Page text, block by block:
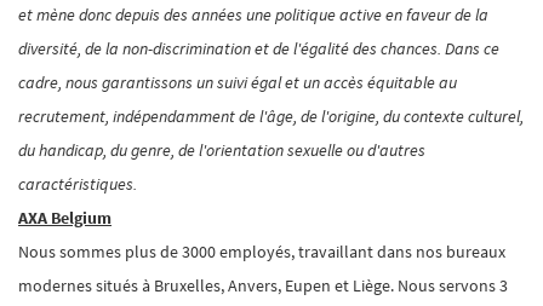
et mène donc depuis des années une politique active en faveur de la
diversité, de la non-discrimination et de l'égalité des chances. Dans ce
cadre, nous garantissons un suivi égal et un accès équitable au
recrutement, indépendamment de l'âge, de l'origine, du contexte culturel,
du handicap, du genre, de l'orientation sexuelle ou d'autres
caractéristiques.
AXA Belgium
Nous sommes plus de 3000 employés, travaillant dans nos bureaux
modernes situés à Bruxelles, Anvers, Eupen et Liège. Nous servons 3